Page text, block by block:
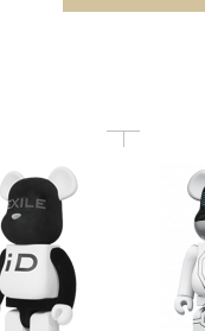
ORANGE
RANGE(R)
（METALLIC）